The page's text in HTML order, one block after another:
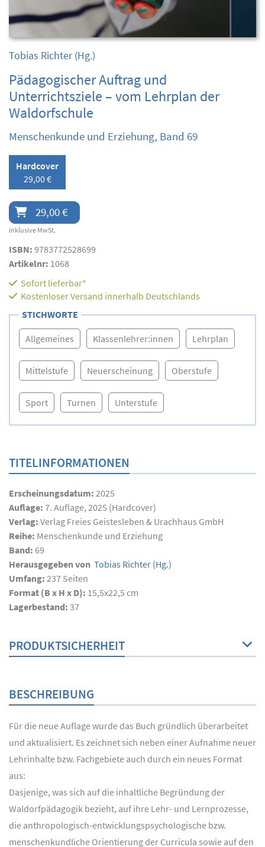
Tobias Richter(Hg.)
Pädagogischer Auftrag und
Unterrichtsziele – vom Lehrplan der
Waldorfschule
Menschenkunde und Erziehung, Band 69
Hardcover
29,00 €
29,00 €
inklusive MwSt.
ISBN: 9783772528699
Artikelnr: 1068
Sofort lieferbar*
Kostenloser Versand innerhalb Deutschlands
STICHWORTE
Allgemeines Klassenlehrer:innen Lehrplan
Mittelstufe Neuerscheinung Oberstufe
Sport Turnen Unterstufe
TITELINFORMATIONEN
Erscheinungsdatum: 2025
Auflage: 7. Auflage, 2025 (Hardcover)
Verlag: Verlag Freies Geistesleben & Urachhaus GmbH
Reihe: Menschenkunde und Erziehung
Band: 69
Herausgegeben von Tobias Richter (Hg.)
Umfang: 237 Seiten
Format (B x H x D): 15,5x22,5 cm
Lagerbestand: 37
PRODUKTSICHERHEIT
BESCHREIBUNG
Für die neue Auflage wurde das Buch gründlich überarbeitet
und aktualisiert. Es zeichnet sich neben einer Aufnahme neuer
Lehrinhalte bzw. Fachgebiete auch durch ein neues Format
aus:
Dasjenige, was sich auf die inhaltliche Begründung der
Waldorfpädagogik bezieht, auf ihre Lehr- und Lernprozesse,
die anthropologisch-entwicklungspsychologische bzw.
menschenkundliche Orientierung der Curricula sowie auf den